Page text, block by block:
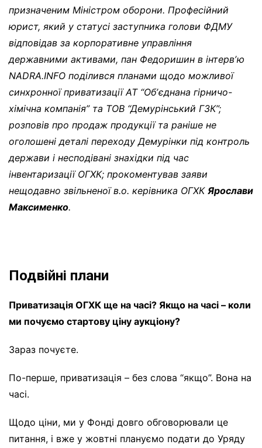
призначеним Міністром оборони. Професійний
юрист, який у статусі заступника голови ФДМУ
відповідав за корпоративне управління
державними активами, пан Федоришин в інтервʼю
NADRA.INFO поділився планами щодо можливої
синхронної приватизації АТ “Обʼєднана гірничо-
хімічна компанія” та ТОВ “Демурінський ГЗК”;
розповів про продаж продукції та раніше не
оголошені деталі переходу Демурінки під контроль
держави і несподівані знахідки під час
інвентаризації ОГХК; прокоментував заяви
нещодавно звільненої в.о. керівника ОГХК Ярослави
Максименко.
Подвійні плани
Приватизація ОГХК ще на часі? Якщо на часі – коли
ми почуємо стартову ціну аукціону?
Зараз почуєте.
По-перше, приватизація – без слова “якщо”. Вона на
часі.
Щодо ціни, ми у Фонді довго обговорювали це
питання, і вже у жовтні плануємо подати до Уряду